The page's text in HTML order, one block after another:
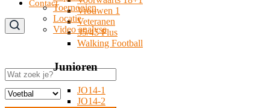
Vrouwen 1
Veteranen
35/45 Plus
Walking Football
Junioren
JO14-1
JO14-2
Toernooien
Locatie
Video analyse
Contact
Zoeken